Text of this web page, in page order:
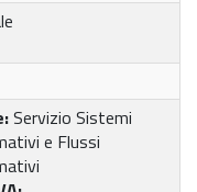
Servizio Sistemi
e Flussi